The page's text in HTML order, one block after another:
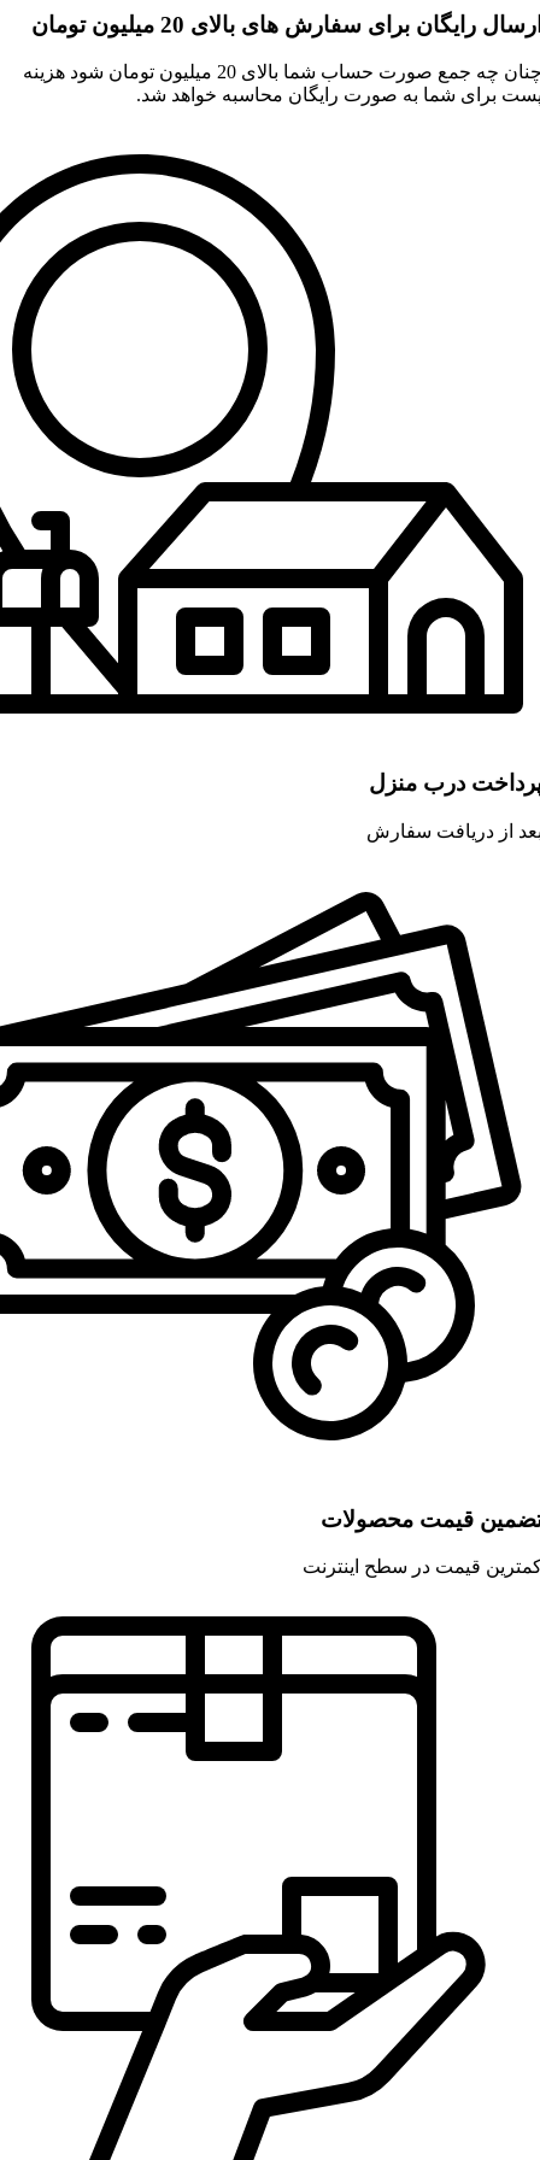
رایگان برای سفارش های بالای 20 میلیون تومان
چنان چه جمع صورت حساب شما بالای 20 میلیون تومان شود هزینه
برای شما به صورت رایگان محاسبه خواهد شد.
درب منزل
از دریافت سفارش
قیمت محصولات
قیمت در سطح اینترنت